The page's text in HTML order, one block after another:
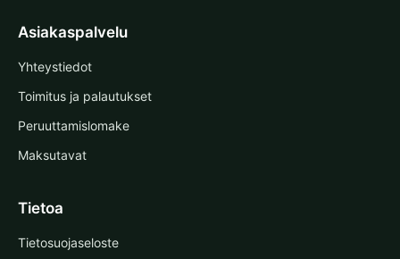
Asiakaspalvelu
Yhteystiedot
Toimitus ja palautukset
Peruuttamislomake
Maksutavat
Tietoa
Tietosuojaseloste